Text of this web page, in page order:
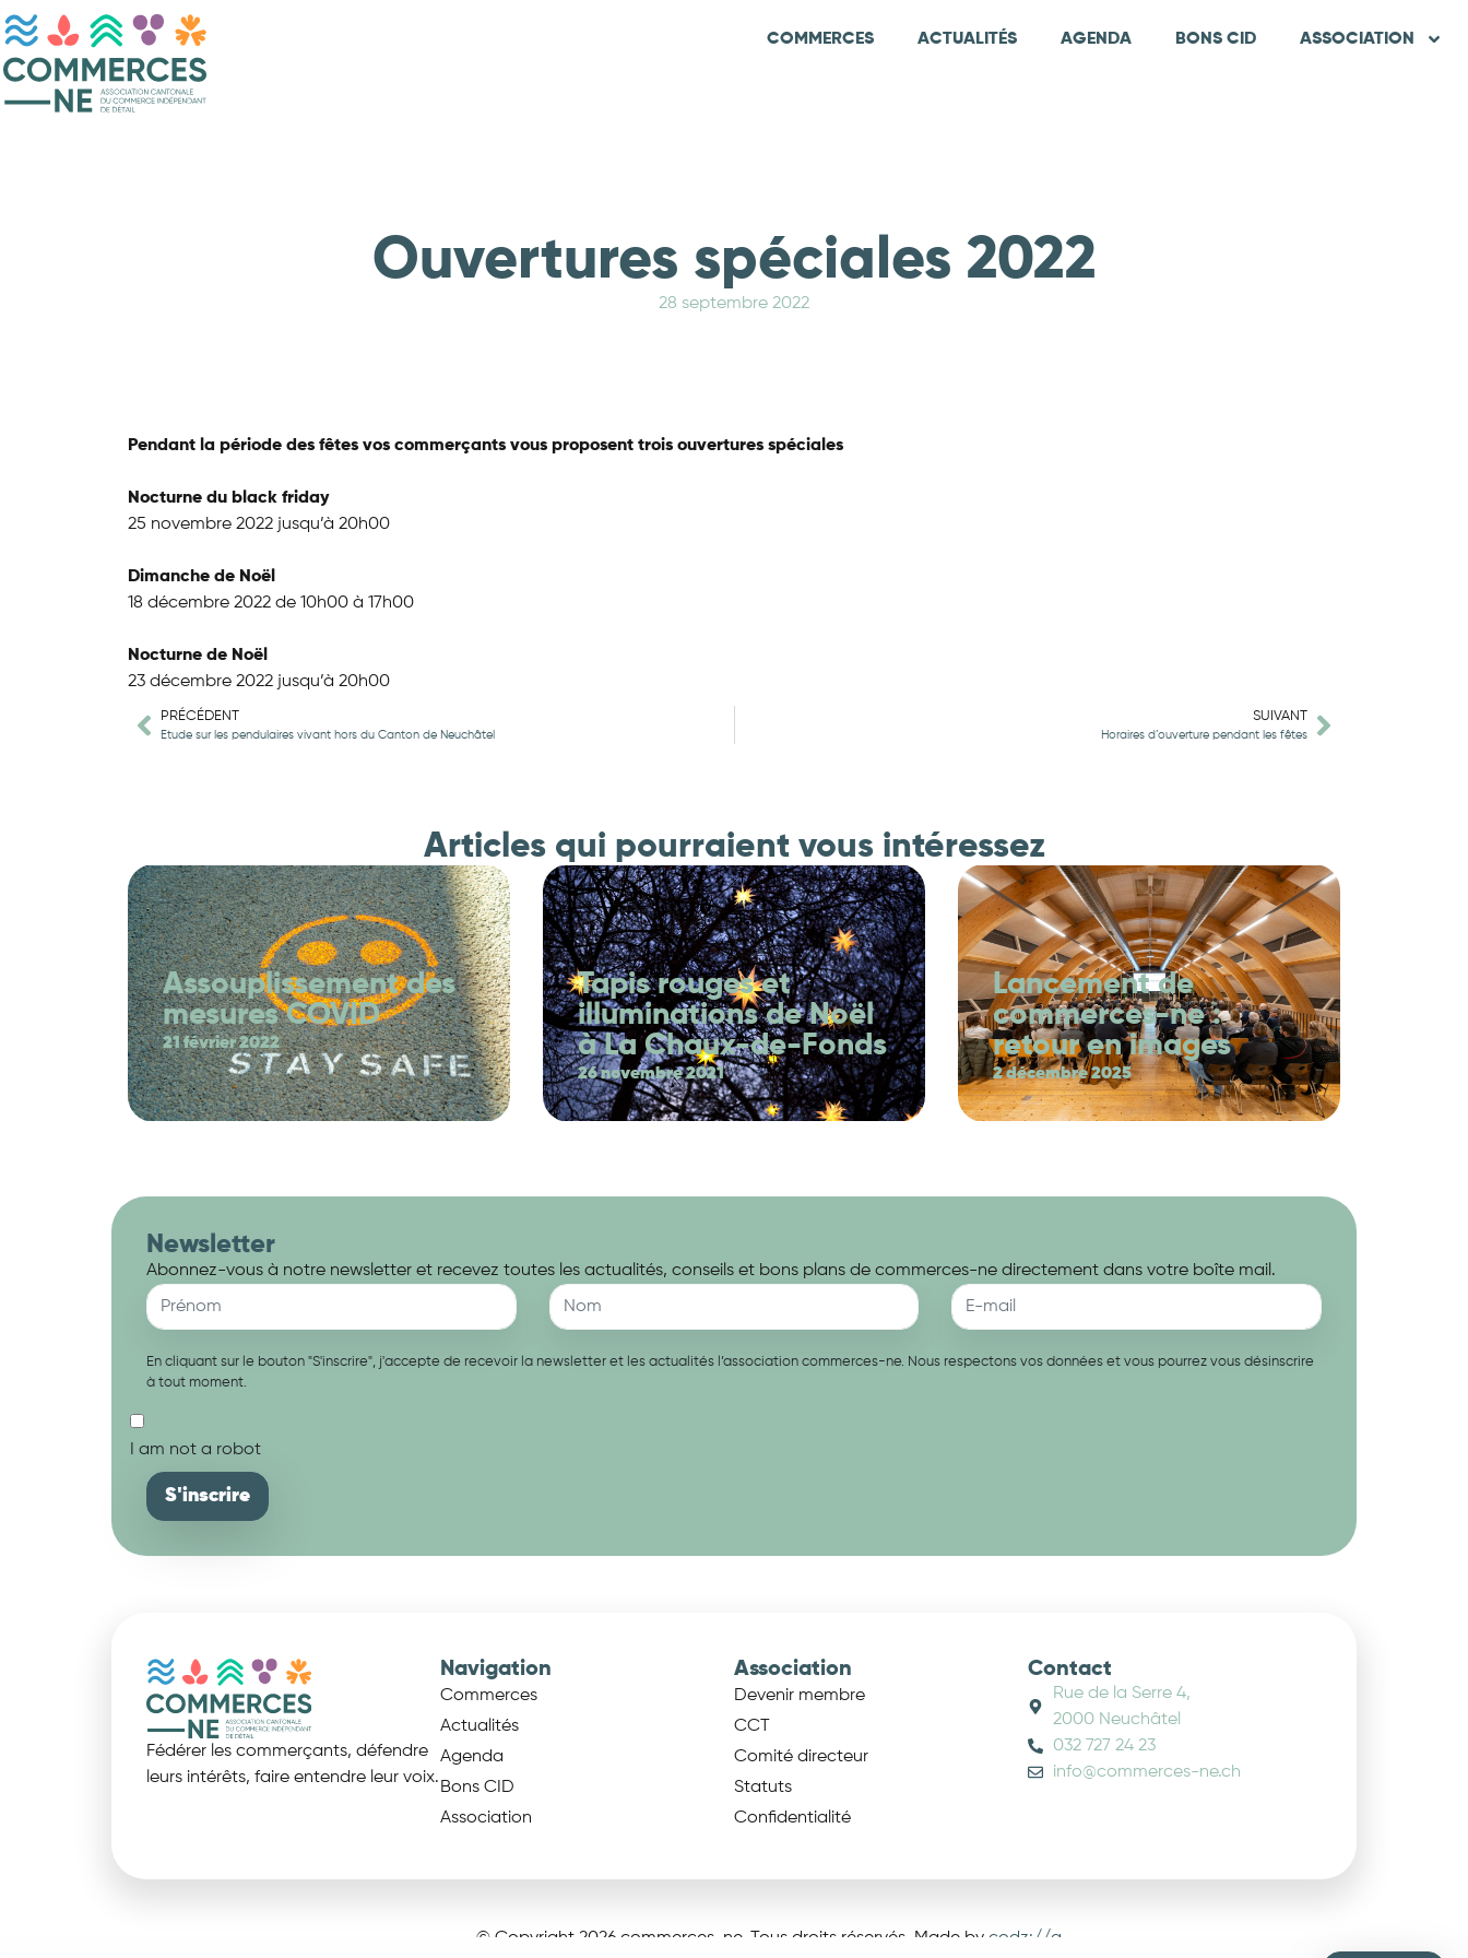
COMMERCES ACTUALITÉS AGENDA BONS CID ASSOCIATION
Ouvertures spéciales 2022
28 septembre 2022
Pendant la période des fêtes vos commerçants vous proposent trois ouvertures spéciales
Nocturne du black friday
25 novembre 2022 jusqu’à 20h00
Dimanche de Noël
18 décembre 2022 de 10h00 à 17h00
Nocturne de Noël
23 décembre 2022 jusqu’à 20h00
PRÉCÉDENT
Etude sur les pendulaires vivant hors du Canton de Neuchâtel
SUIVANT
Horaires d’ouverture pendant les fêtes
Articles qui pourraient vous intéressez
Assouplissement des
mesures COVID
21 février 2022
Tapis rouges et
illuminations de Noël
à La Chaux-de-Fonds
26 novembre 2021
Lancement de
commerces-ne :
retour en images
2 décembre 2025
Newsletter
Abonnez-vous à notre newsletter et recevez toutes les actualités, conseils et bons plans de commerces-ne directement dans votre boîte mail.
En cliquant sur le bouton "S'inscrire", j'accepte de recevoir la newsletter et les actualités l’association commerces-ne. Nous respectons vos données et vous pourrez vous désinscrire
à tout moment.
I am not a robot
Fédérer les commerçants, défendre
leurs intérêts, faire entendre leur voix.
Navigation
Commerces
Actualités
Agenda
Bons CID
Association
Association
Devenir membre
CCT
Comité directeur
Statuts
Confidentialité
Contact
Rue de la Serre 4,
2000 Neuchâtel
032 727 24 23
info@commerces-ne.ch
© Copyright 2026 commerces-ne. Tous droits réservés. Made by codz://a